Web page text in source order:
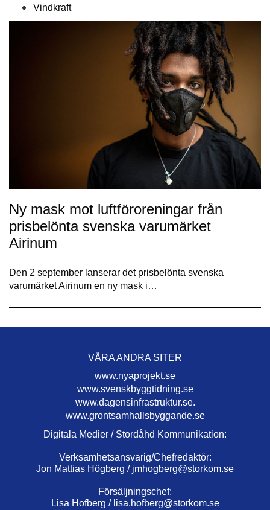
Vindkraft
Ny mask mot luftföroreningar från
prisbelönta svenska varumärket
Airinum
Den 2 september lanserar det prisbelönta svenska
varumärket Airinum en ny mask i…
VÅRA ANDRA SITER
www.nyaprojekt.se
www.svenskbyggtidning.se
www.dagensinfrastruktur.se.
www.grontsamhallsbyggande.se
Digitala Medier / Stordåhd Kommunikation:
Verksamhetsansvarig/Chefredaktör:
Jon Mattias Högberg / jmhogberg@storkom.se
Försäljningschef:
Lisa Hofberg / lisa.hofberg@storkom.se